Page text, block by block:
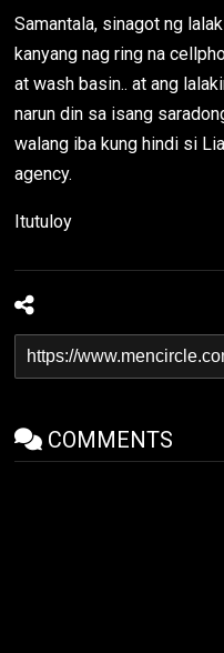
Samantala, sinagot ng
kanyang nag ring na
at wash basin.. at ang
narun din sa isang
walang iba kung hindi si
agency.
Itutuloy
COMMENTS